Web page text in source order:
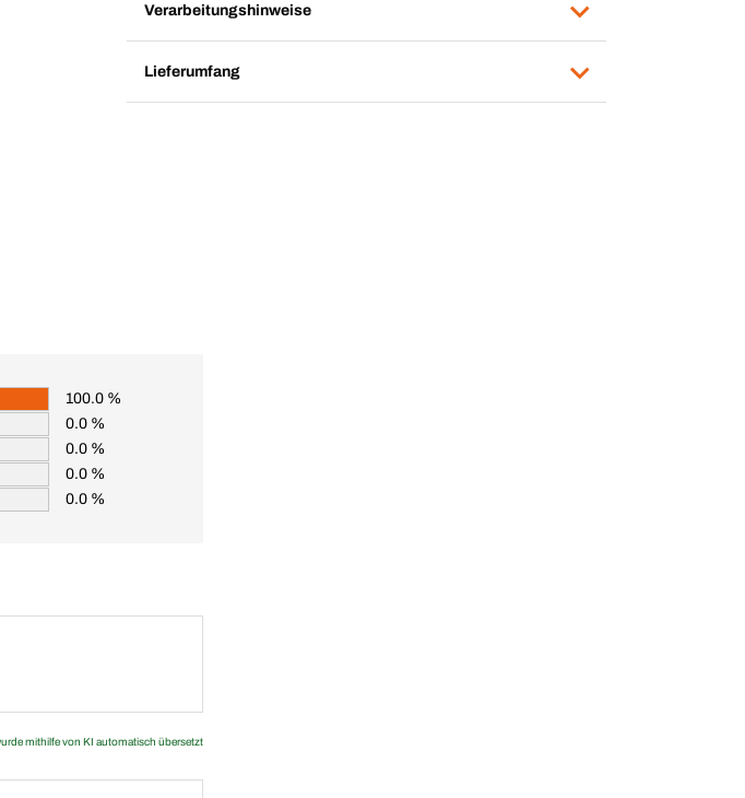
Verarbeitungshinweise
Lieferumfang
100.0 %
0.0 %
0.0 %
0.0 %
0.0 %
mithilfe von KI automatisch übersetzt